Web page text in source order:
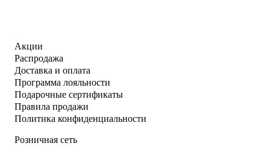
Акции
Распродажа
Доставка и оплата
Программа лояльности
Подарочные сертификаты
Правила продажи
Политика конфиденциальности
Розничная сеть